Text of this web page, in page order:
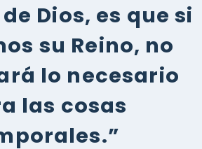
Dios, es que si
su Reino, no
lo necesario
las cosas